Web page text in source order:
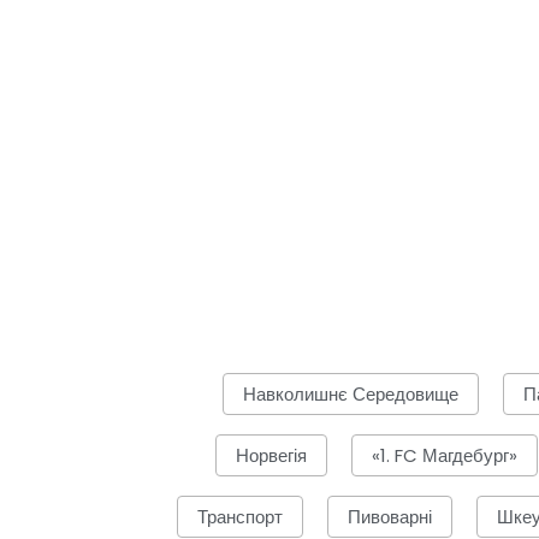
Навколишнє Середовище
Норвегія «1. FC Магдебург»
Транспорт Пивоварні